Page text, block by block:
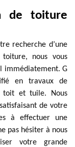
de toiture
recherche d’une
nous vous
immédiatement. G
en travaux de
toit et tuile. Nous
de votre
à effectuer une
pas hésiter à nous
votre grande